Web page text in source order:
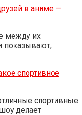
в аниме —
между их
показывают,
спортивное
спортивные
делает